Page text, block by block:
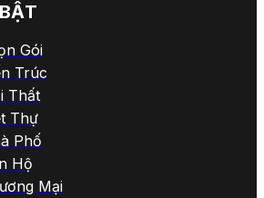
Gói
Trúc
Thất
Thự
Phố
Hộ
Mại